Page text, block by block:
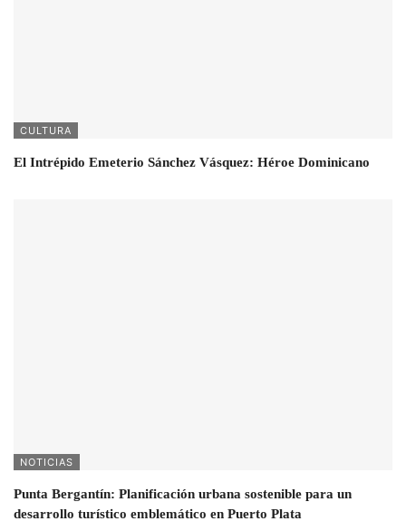
CULTURA
El Intrépido Emeterio Sánchez Vásquez: Héroe Dominicano
NOTICIAS
Punta Bergantín: Planificación urbana sostenible para un
desarrollo turístico emblemático en Puerto Plata